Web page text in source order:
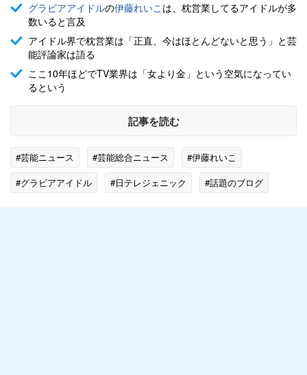
グラビアアイドルの伊藤れいこ は、枕営業してるアイドルが多
数いると言及
アイドル界で枕営業は「正直、今はほとんどないと思う」と芸
能評論家は語る
ここ10年ほどでTV業界は「女より金」という空気になってい
るという
記事を読む
#芸能ニュース #芸能総合ニュース
#伊藤れいこ
#グラビアアイドル
#日テレジェニック
#話題のブログ